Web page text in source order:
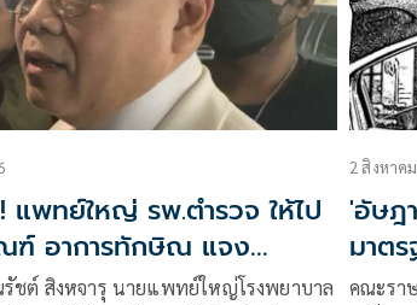
แพทย์ใหญ่ รพ.ตำรวจ ให้ไป
ฑ์ อาการทักษิณ แจง
มแอร์เสีย-วิวสวย
ชต์ สิงหจารุ นายแพทย์ใหญ่โรงพยาบาล
2 สิงหาค
'อัษฎ
มาต
หันม
คณะรา